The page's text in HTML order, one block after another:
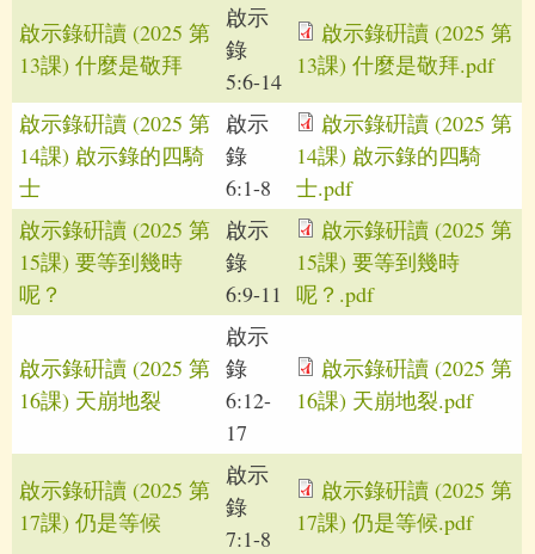
啟示錄硏讀 (2025 第
13課) 什麼是敬拜
啟示
錄
5:6-14
啟示錄硏讀 (2025 第
13課) 什麼是敬拜.pdf
啟示錄硏讀 (2025 第
14課) 啟示錄的四騎
士
啟示
錄
6:1-8
啟示錄硏讀 (2025 第
14課) 啟示錄的四騎
士.pdf
啟示錄硏讀 (2025 第
15課) 要等到幾時
呢？
啟示
錄
6:9-11
啟示錄硏讀 (2025 第
15課) 要等到幾時
呢？.pdf
啟示錄硏讀 (2025 第
16課) 天崩地裂
啟示
錄
6:12-
17
啟示錄硏讀 (2025 第
16課) 天崩地裂.pdf
啟示錄硏讀 (2025 第
17課) 仍是等候
啟示
錄
7:1-8
啟示錄硏讀 (2025 第
17課) 仍是等候.pdf